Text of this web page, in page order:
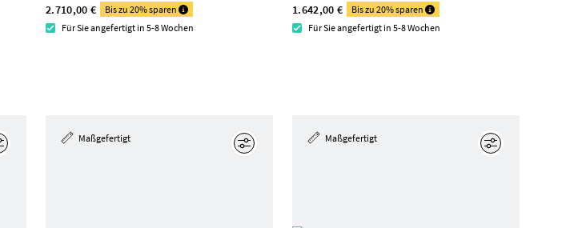
2.710,00 €
Bis zu 20% sparen
Für Sie angefertigt in 5-8 Wochen
1.642,00 €
Bis zu 20% sparen
Für Sie angefertigt in 5-8 Wochen
Maßgefertigt Maßgefertigt